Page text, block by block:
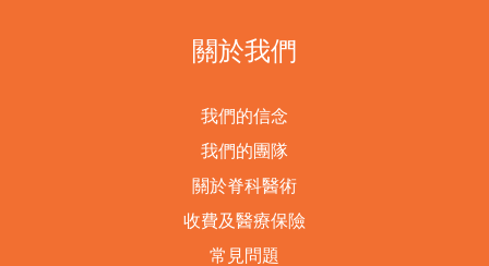
關於我們
我們的信念
我們的團隊
關於脊科醫術
收費及醫療保險
常見問題